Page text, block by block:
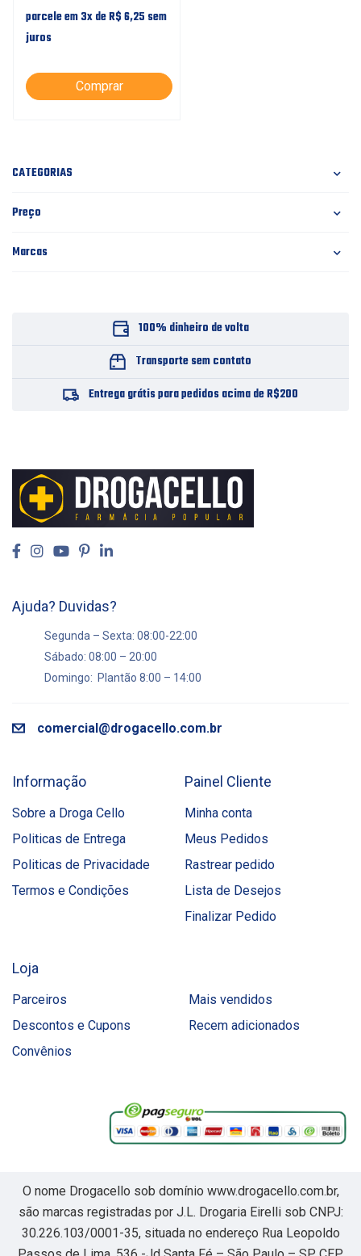
CATEGORIAS
Preço
Marcas
parcele em 3x deR$6,25 sem
juros
Comprar
100% dinheiro de volta
Transporte sem contato
Entrega grátis para pedidos acima de R$200
Ajuda? Duvidas?
Segunda – Sexta: 08:00-22:00
Sábado: 08:00 – 20:00
Domingo: Plantão 8:00 – 14:00
comercial@drogacello.com.br
Informação
Sobre a Droga Cello
Politicas de Entrega
Politicas de Privacidade
Termos e Condições
Painel Cliente
Minha conta
Meus Pedidos
Rastrear pedido
Lista de Desejos
Finalizar Pedido
Loja
Parceiros
Mais vendidos
Descontos e Cupons
Recem adicionados
Convênios
O nome Drogacello sob domínio www.drogacello.com.br,
são marcas registradas por J.L. Drogaria Eirelli sob CNPJ:
30.226.103/0001-35, situada no endereço Rua Leopoldo